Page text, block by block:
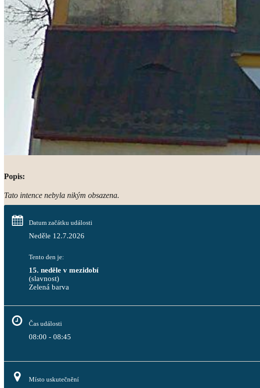
Popis:
Tato intence nebyla nikým obsazena.
Datum začátku události
Neděle 12.7.2026
Tento den je:
15. neděle v mezidobí
(slavnost)
Zelená barva
Čas události
08:00 - 08:45
Místo uskutečnění